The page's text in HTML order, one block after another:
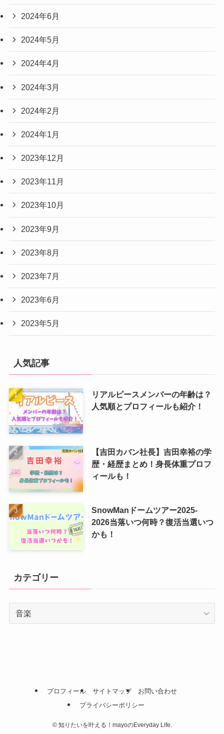
2024年6月
2024年5月
2024年4月
2024年3月
2024年2月
2024年1月
2023年12月
2023年11月
2023年10月
2023年9月
2023年8月
2023年7月
2023年6月
2023年5月
人気記事
リアルピースメンバーの年齢は？
人気順とプロフィールも紹介！
【吉田カバン社長】吉田幸裕の学
歴・経歴まとめ！身長体重プロフ
ィールも！
SnowManドームツアー2025-
2026当落いつ何時？復活当選いつ
かも！
カテゴリー
プロフィール サイトマップ
お問い合わせ
プライバシーポリシー
©知りたいを叶える！mayoのEveryday Life.